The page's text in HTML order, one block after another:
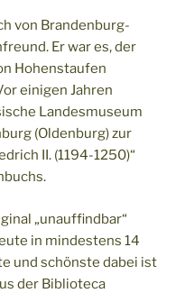
von Brandenburg-
Er war es, der
Hohenstaufen
einigen Jahren
Landesmuseum
(Oldenburg) zur
II. (1194-1250)“
„unauffindbar“
in mindestens 14
und schönste dabei ist
der Biblioteca